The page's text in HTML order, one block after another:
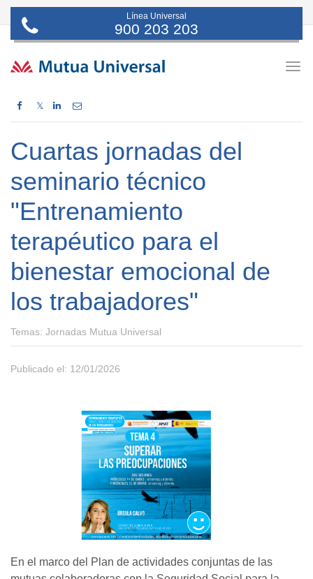
Línea Universal
900 203 203
𝕏
Cuartas jornadas del
seminario técnico
"Entrenamiento
terapéutico para el
bienestar emocional de
los trabajadores"
Temas: Jornadas Mutua Universal
Publicado el: 12/01/2026
En el marco del Plan de actividades conjuntas de las